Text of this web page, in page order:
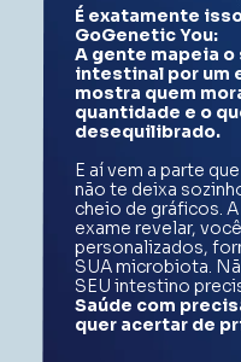
É exatamente
GoGenetic You:
A gente mapeia
intestinal por um
mostra quem
quantidade e o
desequilibrado.
E aí vem a parte
não te deixa
cheio de gráficos.
exame revelar,
personalizados,
SUA microbiota.
SEU intestino
Saúde com
quer acertar de